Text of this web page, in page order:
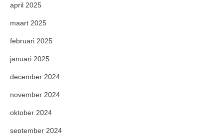
april 2025
maart 2025
februari 2025
januari 2025
december 2024
november 2024
oktober 2024
september 2024